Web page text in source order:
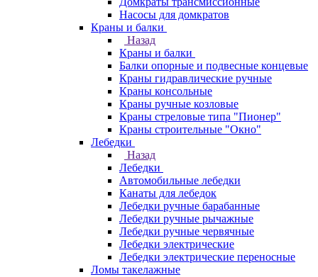
Насосы для домкратов
Краны и балки
Назад
Краны и балки
Балки опорные и подвесные концевые
Краны гидравлические ручные
Краны консольные
Краны ручные козловые
Краны стреловые типа "Пионер"
Краны строительные "Окно"
Лебедки
Назад
Лебедки
Автомобильные лебедки
Канаты для лебедок
Лебедки ручные барабанные
Лебедки ручные рычажные
Лебедки ручные червячные
Лебедки электрические
Лебедки электрические переносные
Ломы такелажные